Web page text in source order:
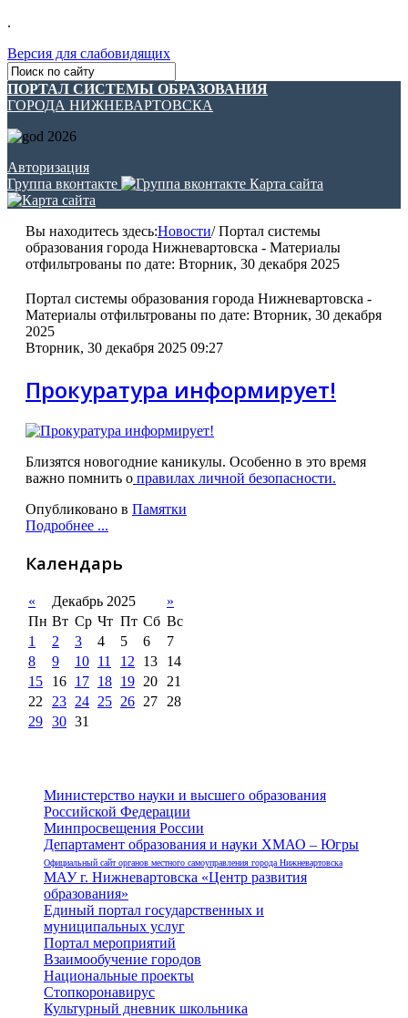
.
Версия для слабовидящих
ПОРТАЛ СИСТЕМЫ ОБРАЗОВАНИЯ
ГОРОДА НИЖНЕВАРТОВСКА
Авторизация
Группа вконтакте
Карта сайта
Вы находитесь здесь:Новости/Портал системы
образования города Нижневартовска - Материалы
отфильтрованы по дате: Вторник, 30 декабря 2025
Портал системы образования города Нижневартовска -
Материалы отфильтрованы по дате: Вторник, 30 декабря
2025
Вторник, 30 декабря 2025 09:27
Прокуратура информирует!
Близятся новогодние каникулы. Особенно в это время
важно помнить о правилах личной безопасности.
Опубликовано в Памятки
Подробнее ...
Календарь
« Декабрь 2025
»
Пн Вт Ср Чт Пт Сб Вс
1
2 3 4 5 6
7
8
9 10 11 12 13
14
15
16 17 18 19 20
21
22
23 24 25 26 27
28
29 30 31
Министерство науки и высшего образования
Российской Федерации
Минпросвещения России
Департамент образования и науки ХМАО – Югры
Официальный сайт органов местного самоуправления города Нижневартовска
МАУ г. Нижневартовска «Центр развития
образования»
Единый портал государственных и
муниципальных услуг
Портал мероприятий
Взаимообучение городов
Национальные проекты
Стопкоронавирус
Культурный дневник школьника